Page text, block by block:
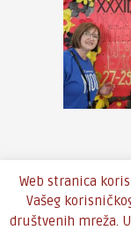
Web stranica
Vašeg
društvenih mreža.